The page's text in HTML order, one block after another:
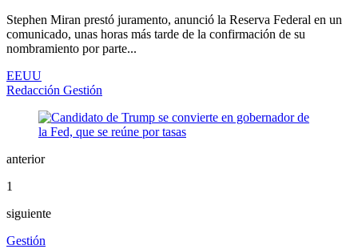
Stephen Miran prestó juramento, anunció la Reserva Federal en un
comunicado, unas horas más tarde de la confirmación de su
nombramiento por parte...
EEUU
Redacción Gestión
anterior
1
siguiente
Gestión